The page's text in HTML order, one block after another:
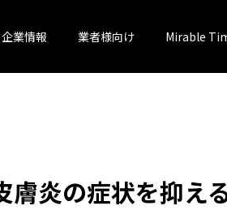
企業情報 業者様向け Mirable
炎の症状を抑え